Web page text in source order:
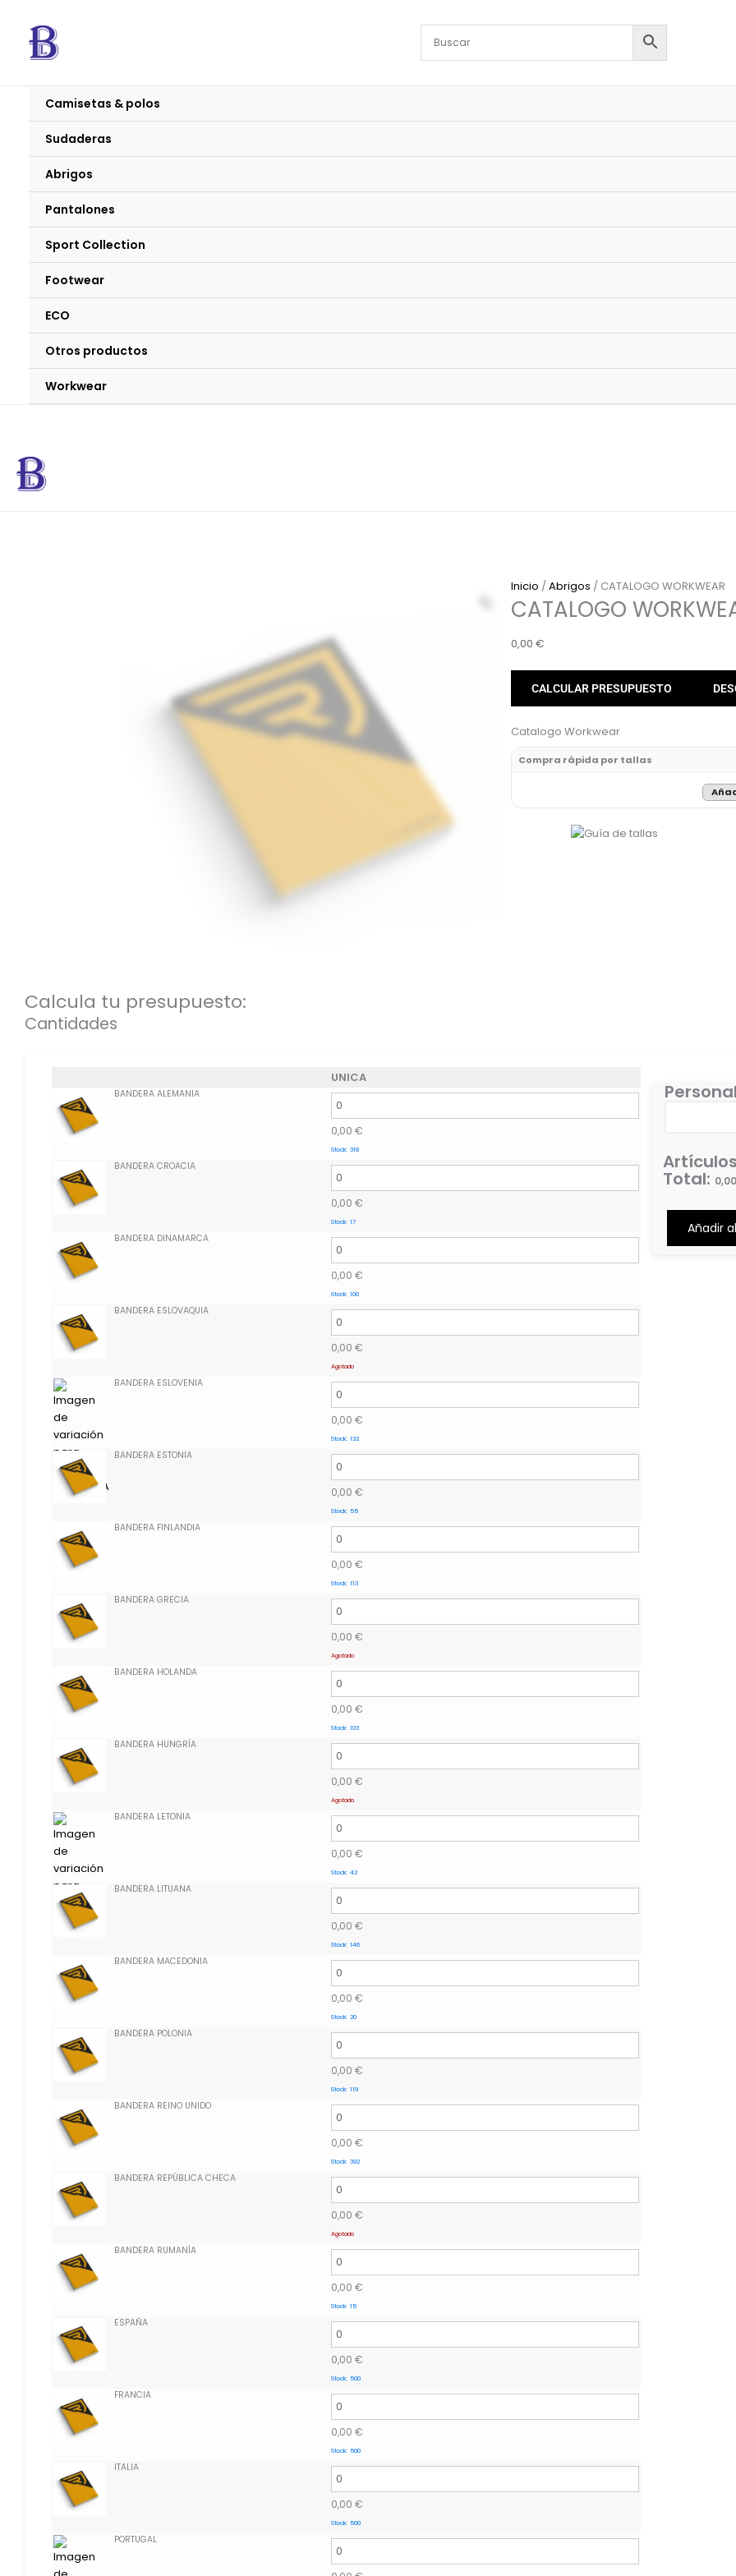
contenido
Camisetas & polos
Sudaderas
Abrigos
Pantalones
Sport Collection
Footwear
ECO
Otros productos
Workwear
Inicio /Abrigos / CATALOGO WORKWEAR
CATALOGO
0,00 €
CALCULAR PRESUPUESTO
Catalogo Workwear
Compra rápida por tallas
Calcula tu presupuesto:
Cantidades
UNICA
BANDERA ALEMANIA
0,00 €
Stock: 318
BANDERA CROACIA
0,00 €
Stock: 17
BANDERA DINAMARCA
0,00 €
Stock: 100
BANDERA ESLOVAQUIA
0,00 €
Agotado
BANDERA ESLOVENIA
0,00 €
Stock: 132
BANDERA ESTONIA
0,00 €
Stock: 55
BANDERA FINLANDIA
0,00 €
Stock: 113
BANDERA GRECIA
0,00 €
Agotado
BANDERA HOLANDA
0,00 €
Stock: 103
BANDERA HUNGRÍA
0,00 €
Agotado
BANDERA LETONIA
0,00 €
Stock: 42
BANDERA LITUANA
0,00 €
Stock: 146
BANDERA MACEDONIA
0,00 €
Stock: 20
BANDERA POLONIA
0,00 €
Stock: 119
BANDERA REINO UNIDO
0,00 €
Stock: 392
BANDERA REPÚBLICA CHECA
0,00 €
Agotado
BANDERA RUMANÍA
0,00 €
Stock: 15
ESPAÑA
0,00 €
Stock: 500
FRANCIA
0,00 €
Stock: 500
ITALIA
0,00 €
Stock: 500
PORTUGAL
Artículos
Total: 0,00
Items,
Total
$0.00
Añadir